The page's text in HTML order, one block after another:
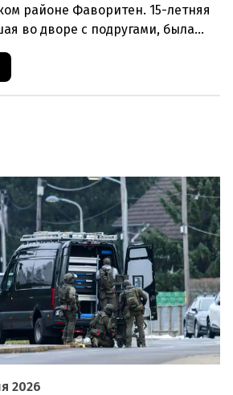
районе Фаворитен. 15-летняя
во дворе с подругами, была
из пневматического оружия.
двух п
2026